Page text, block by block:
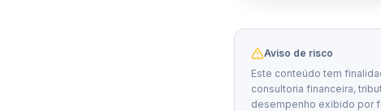
Aviso de risco
Este conteúdo tem
consultoria financeira,
desempenho exibido por